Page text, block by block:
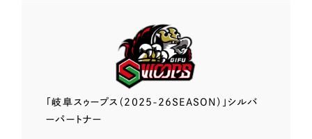
「岐阜スゥープス （2025-26SEASON）」 シルバ
ーパートナー